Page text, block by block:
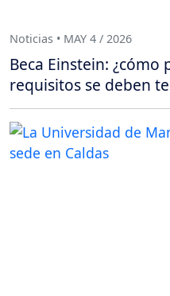
Noticias • MAY 4 / 2026
Beca Einstein: ¿cómo
requisitos se deben